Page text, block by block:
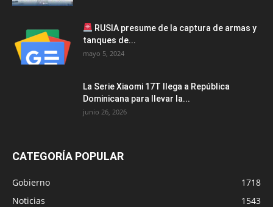
RUSIA presume de la captura de armas y
tanques de...
mayo 5, 2024
La Serie Xiaomi 17T llega a República
Dominicana para llevar la...
junio 26, 2026
CATEGORÍA POPULAR
Gobierno
1718
Noticias
1543